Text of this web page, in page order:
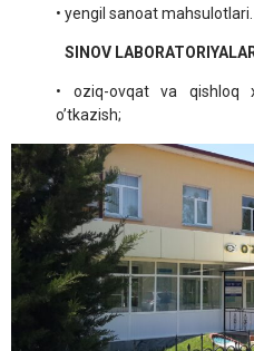
• yengil sanoat mahsulotlari.
SINOV
• oziq-ovqat va qishloq
o’tkazish;